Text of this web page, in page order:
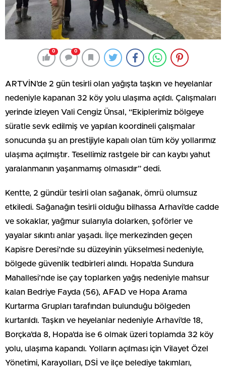
0 0
ARTVİN’de 2 gün tesirli olan yağışta taşkın ve heyelanlar
nedeniyle kapanan 32 köy yolu ulaşıma açıldı. Çalışmaları
yerinde izleyen Vali Cengiz Ünsal, “Ekiplerimiz bölgeye
süratle sevk edilmiş ve yapılan koordineli çalışmalar
sonucunda şu an prestijiyle kapalı olan tüm köy yollarımız
ulaşıma açılmıştır. Tesellimiz rastgele bir can kaybı yahut
yaralanmanın yaşanmamış olmasıdır” dedi.
Kentte, 2 gündür tesirli olan sağanak, ömrü olumsuz
etkiledi. Sağanağın tesirli olduğu bilhassa Arhavi’de cadde
ve sokaklar, yağmur sularıyla dolarken, şoförler ve
yayalar sıkıntı anlar yaşadı. İlçe merkezinden geçen
Kapisre Deresi’nde su düzeyinin yükselmesi nedeniyle,
bölgede güvenlik tedbirleri alındı. Hopa’da Sundura
Mahallesi’nde ise çay toplarken yağış nedeniyle mahsur
kalan Bedriye Fayda (56), AFAD ve Hopa Arama
Kurtarma Grupları tarafından bulunduğu bölgeden
kurtarıldı. Taşkın ve heyelanlar nedeniyle Arhavi’de 18,
Borçka’da 8, Hopa’da ise 6 olmak üzeri toplamda 32 köy
yolu, ulaşıma kapandı. Yolların açılması için Vilayet Özel
Yönetimi, Karayolları, DSİ ve ilçe belediye takımları,